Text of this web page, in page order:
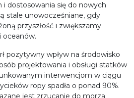
dostosowania się do nowych
stale unowocześniane, gdy
przyszłość i zwiększamy
oceanów.
pozytywny wpływ na środowisko
projektowania i obsługi statków
interwencjom w ciągu
ropy spadła o ponad 90%.
jest zrzucanie do morza